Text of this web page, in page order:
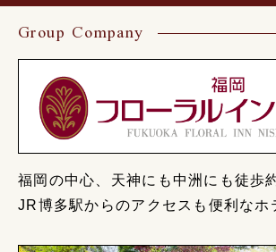
Group Company
福岡の中心、天神にも中洲にも徒歩
JR博多駅からのアクセスも便利なホ